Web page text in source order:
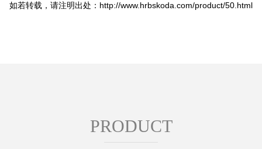
如若转载，请注明出处：http://www.hrbskoda.com/product/50.html
PRODUCT